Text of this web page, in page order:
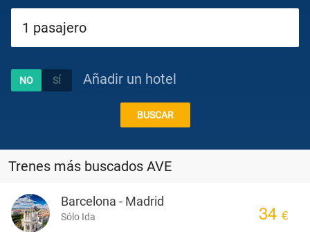
Circuitos
Combinados
Coche
Añadir un hotel
BUSCAR
Trenes más buscados AVE
Barcelona - Madrid
Sólo Ida 34 €
oferta